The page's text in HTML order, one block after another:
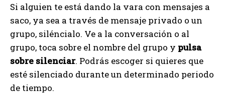
Si alguien te está dando la vara con mensajes a
saco, ya sea a través de mensaje privado o un
grupo, siléncialo. Ve a la conversación o al
grupo, toca sobre el nombre del grupo y pulsa
sobre silenciar. Podrás escoger si quieres que
esté silenciado durante un determinado periodo
de tiempo.